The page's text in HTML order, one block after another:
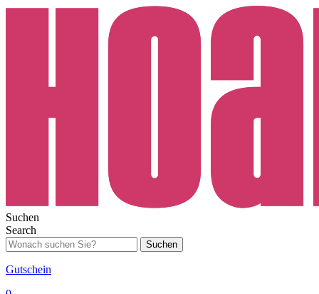
Suchen
Search
Suchen
Gutschein